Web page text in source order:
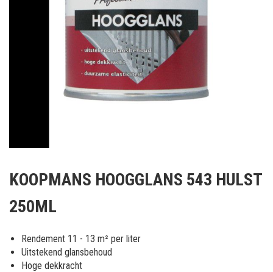
het
van
afbeeldingen-
gallerij
KOOPMANS HOOGGLANS 543 HULST
250ML
Rendement 11 - 13 m² per liter
Uitstekend glansbehoud
Hoge dekkracht